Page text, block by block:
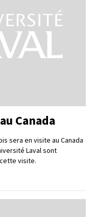
Canada
sera en visite au Canada
Laval sont
visite.